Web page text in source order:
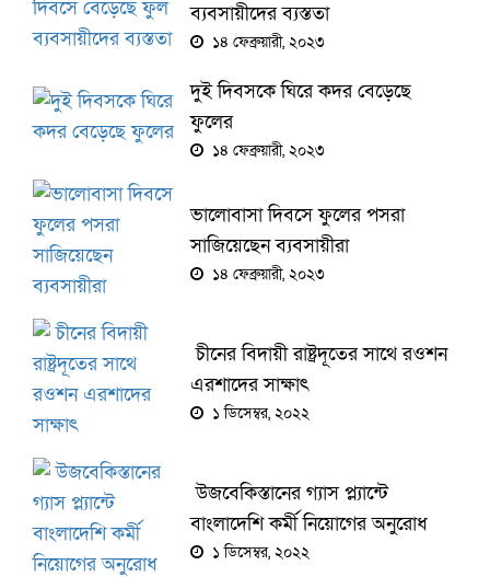
ব্যবসায়ীদের ব্যস্ততা
১৪ ফেব্রুয়ারী, ২০২৩
দুই দিবসকে ঘিরে কদর বেড়েছে
ফুলের
১৪ ফেব্রুয়ারী, ২০২৩
ভালোবাসা দিবসে ফুলের পসরা
সাজিয়েছেন ব্যবসায়ীরা
১৪ ফেব্রুয়ারী, ২০২৩
চীনের বিদায়ী রাষ্ট্রদূতের সাথে রওশন
এরশাদের সাক্ষাৎ
১ ডিসেম্বর, ২০২২
উজবেকিস্তানের গ্যাস প্ল্যান্টে
বাংলাদেশি কর্মী নিয়োগের অনুরোধ
১ ডিসেম্বর, ২০২২